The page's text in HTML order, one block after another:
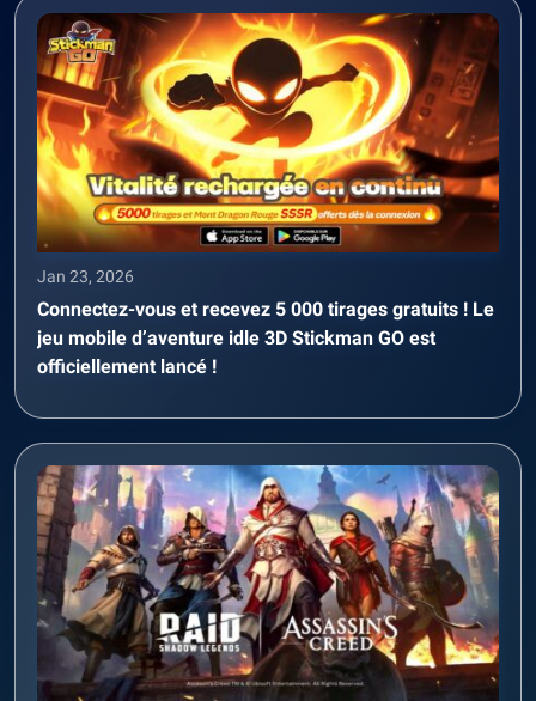
Jan 23, 2026
Connectez-vous et recevez 5 000 tirages gratuits ! Le
jeu mobile d’aventure idle 3D Stickman GO est
officiellement lancé !